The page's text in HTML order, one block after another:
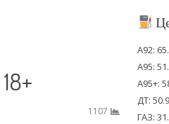
1107
А92:
А95:
А95+:
ДТ:
ГАЗ: